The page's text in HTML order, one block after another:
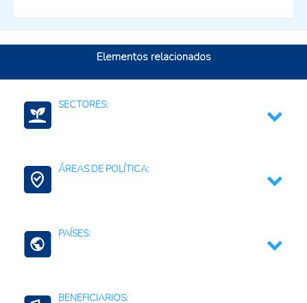
Elementos relacionados
SECTORES:
Medio ambiente y recursos naturales
Semillas
ÁREAS DE POLÍTICA:
Conservación de la Biodiversidad
Mujeres y Juventudes Rurales
PAÍSES:
BENEFICIARIOS: